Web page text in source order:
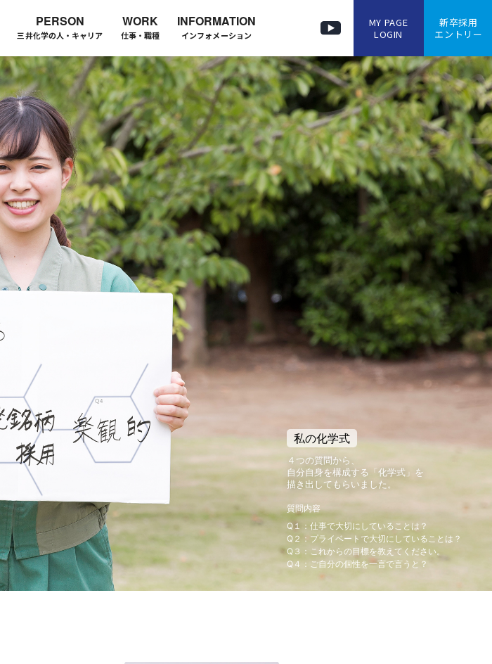
PERSON
三井化学の人・キャリア
WORK
仕事・職種
INFORMATION
インフォメーション
MY PAGE
LOGIN
新卒採用
エントリー
私の化学式
４つの質問から、
自分自身を構成する「化学式」を
描き出してもらいました。
質問内容
Q１：仕事で大切にしていることは？
Q２：プライベートで大切にしていることは？
Q３：これからの目標を教えてください。
Q４：ご自分の個性を一言で言うと？